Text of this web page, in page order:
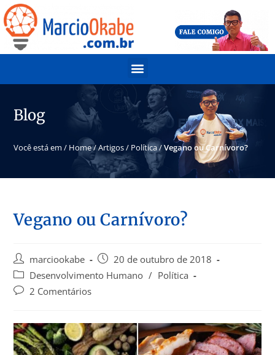
Blog
Você está em / Home/Artigos/ Política/Vegano ou Carnívoro?
Vegano ou Carnívoro?
marciookabe
20 de outubro de 2018
Desenvolvimento Humano / Política
2 Comentários